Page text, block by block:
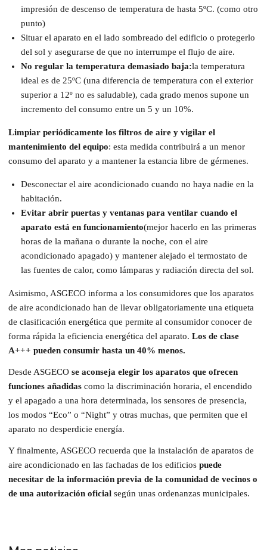
impresión de descenso de temperatura de hasta 5ºC. (como otro
punto)
Situar el aparato en el lado sombreado del edificio o protegerlo
del sol y asegurarse de que no interrumpe el flujo de aire.
No regular la temperatura demasiado baja:la temperatura
ideal es de 25ºC (una diferencia de temperatura con el exterior
superior a 12º no es saludable), cada grado menos supone un
incremento del consumo entre un 5 y un 10%.
Limpiar periódicamente los filtros de aire y vigilar el
mantenimiento del equipo: esta medida contribuirá a un menor
consumo del aparato y a mantener la estancia libre de gérmenes.
Desconectar el aire acondicionado cuando no haya nadie en la
habitación.
Evitar abrir puertas y ventanas para ventilar cuando el
aparato está en funcionamiento(mejor hacerlo en las primeras
horas de la mañana o durante la noche, con el aire
acondicionado apagado) y mantener alejado el termostato de
las fuentes de calor, como lámparas y radiación directa del sol.
Asimismo, ASGECO informa a los consumidores que los aparatos
de aire acondicionado han de llevar obligatoriamente una etiqueta
de clasificación energética que permite al consumidor conocer de
forma rápida la eficiencia energética del aparato. Los de clase
A+++ pueden consumir hasta un 40% menos.
Desde ASGECO se aconseja elegir los aparatos que ofrecen
funciones añadidas como la discriminación horaria, el encendido
y el apagado a una hora determinada, los sensores de presencia,
los modos “Eco” o “Night” y otras muchas, que permiten que el
aparato no desperdicie energía.
Y finalmente, ASGECO recuerda que la instalación de aparatos de
aire acondicionado en las fachadas de los edificios puede
necesitar de la información previa de la comunidad de vecinos o
de una autorización oficial según unas ordenanzas municipales.